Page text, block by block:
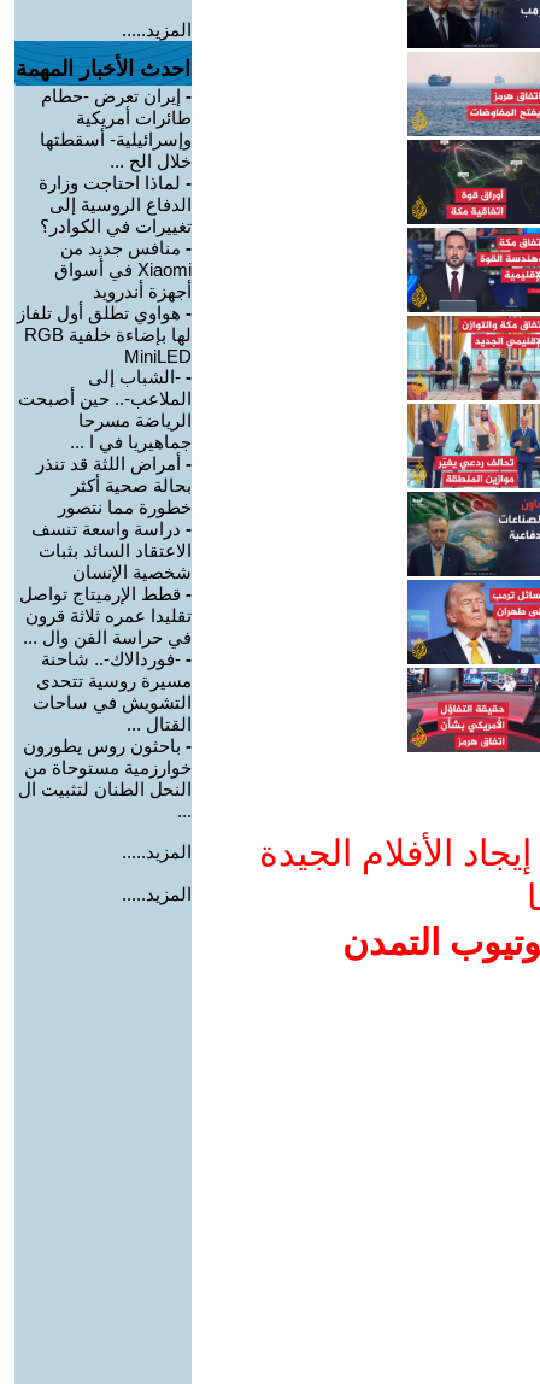
الأفلام الجيدة
التمدن
المزيد.....
احدث الأخبار المهمة
- إيران تعرض -حطام
طائرات أمريكية
وإسرائيلية- أسقطتها
خلال الح ...
- لماذا احتاجت وزارة
الدفاع الروسية إلى
تغييرات في الكوادر؟
- منافس جديد من
Xiaomi في أسواق
أجهزة أندرويد
- هواوي تطلق أول تلفاز
لها بإضاءة خلفية RGB
MiniLED
- -الشباب إلى
الملاعب-.. حين أصبحت
الرياضة مسرحا
جماهيريا في ا ...
- أمراض اللثة قد تنذر
بحالة صحية أكثر
خطورة مما نتصور
- دراسة واسعة تنسف
الاعتقاد السائد بثبات
شخصية الإنسان
- قطط الإرميتاج تواصل
تقليدا عمره ثلاثة قرون
في حراسة الفن وال ...
- -فوردالاك-.. شاحنة
مسيرة روسية تتحدى
التشويش في ساحات
القتال ...
- باحثون روس يطورون
خوارزمية مستوحاة من
النحل الطنان لتثبيت ال
...
المزيد.....
المزيد.....